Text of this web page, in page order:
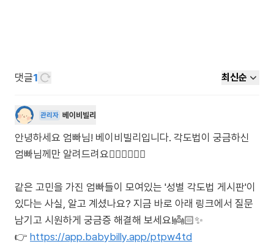
댓글1 최신순
관리자 베이비빌리
안녕하세요 엄빠님! 베이비빌리입니다. 각도법이 궁금하신
엄빠님께만 알려드려요🙋🏻‍♀️🙋🏻‍♂️
같은 고민을 가진 엄빠들이 모여있는 '성별 각도법 게시판'이
있다는 사실, 알고 계셨나요? 지금 바로 아래 링크에서 질문
남기고 시원하게 궁금증 해결해 보세요!👼🏻✨
👉 https://app.babybilly.app/ptpw4td